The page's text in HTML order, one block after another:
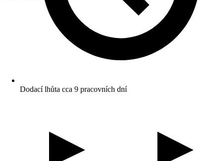
Dodací lhůta cca 9 pracovních dní